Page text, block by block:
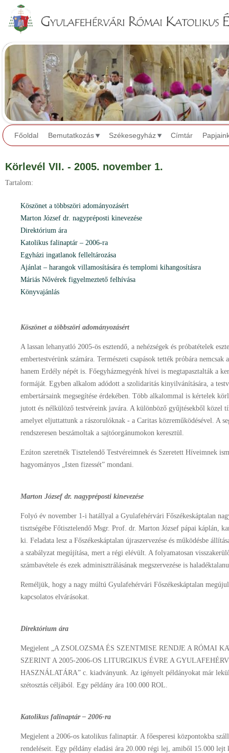
Főoldal Bemutatkozás Székesegyház Címtár
Körlevél VII. - 2005. november 1.
Tartalom:
Köszönet a többszöri adományozásért
Marton József dr. nagypréposti kinevezése
Direktórium ára
Katolikus falinaptár – 2006-ra
Egyházi ingatlanok felleltározása
Ajánlat – harangok villamosítására és templomi kihangosításra
Máriás Nővérek figyelmeztető felhívása
Könyvajánlás
Köszönet a többszöri adományozásért
A lassan lehanyatló 2005-ös esztendő, a nehézségek és próbatételek
embertestvérünk számára. Természeti csapások tették próbára
hanem Erdély népét is. Főegyházmegyénk hívei is megtapasztalták a
formáját. Egyben alkalom adódott a szolidaritás kinyilvánítására, a
embertársaink megsegítése érdekében. Több alkalommal is kértelek
jutott és nélkülöző testvéreink javára. A különböző gyűjtésekből közel
amelyet eljuttattunk a rászorulóknak ‑ a Caritas közreműködésével. A
rendszeresen beszámoltak a sajtóorgánumokon keresztül.
Ezúton szeretnék Tisztelendő Testvéreimnek és Szeretett Híveimnek
hagyományos „Isten fizessét” mondani.
Marton József dr. nagypréposti kinevezése
Folyó év november 1-i hatállyal a Gyulafehérvári Főszékeskáptalan
tisztségébe Főtisztelendő Msgr. Prof. dr. Marton József pápai káplán,
ki. Feladata lesz a Főszékeskáptalan újraszervezése és működésbe
a szabályzat megújítása, mert a régi elévült. A folyamatosan
számbavétele és ezek adminisztrálásának megszervezése is
Reméljük, hogy a nagy múltú Gyulafehérvári Főszékeskáptalan
kapcsolatos elvárásokat.
Direktórium ára
Megjelent „A ZSOLOZSMA ÉS SZENTMISE RENDJE A RÓMAI
SZERINT A 2005-2006-OS LITURGIKUS ÉVRE A
HASZNÁLATÁRA” c. kiadványunk. Az igényelt példányokat már
szétosztás céljából. Egy példány ára 100.000 ROL.
Katolikus falinaptár – 2006-ra
Megjelent a 2006-os katolikus falinaptár. A főesperesi központokba
rendeléseit. Egy példány eladási ára 20.000 régi lej, amiből 15.000 lejt